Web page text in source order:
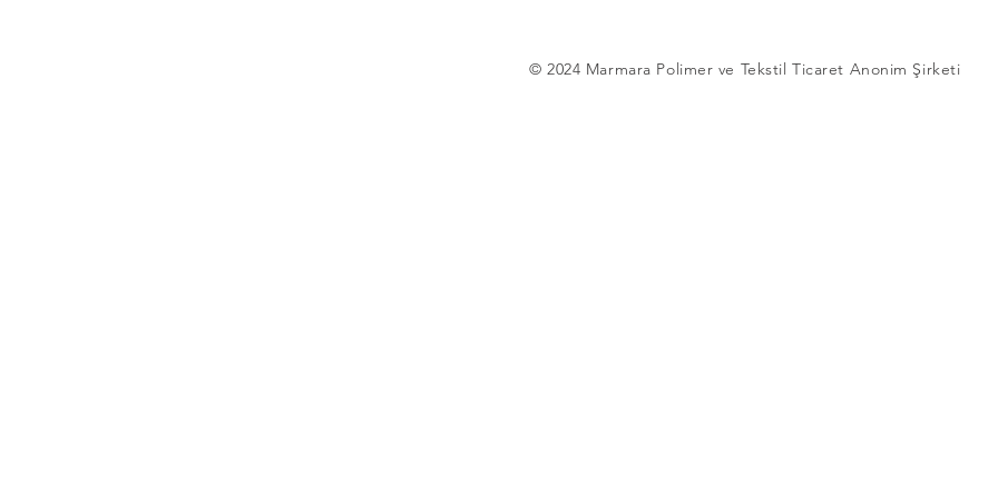
© 2024 Marmara Polimer ve Tekstil Ticaret Anonim Şirketi